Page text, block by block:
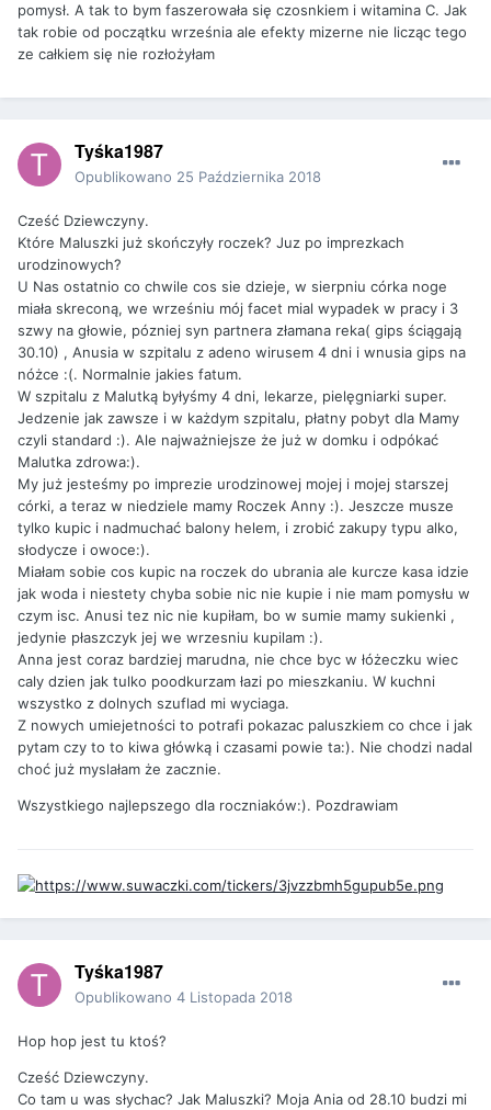
pomysł. A tak to bym faszerowała się czosnkiem i witamina C. Jak
tak robie od początku września ale efekty mizerne nie licząc tego
ze całkiem się nie rozłożyłam
Tyśka1987
Opublikowano 25 Października 2018
Cześć Dziewczyny.
Które Maluszki już skończyły roczek? Juz po imprezkach
urodzinowych?
U Nas ostatnio co chwile cos sie dzieje, w sierpniu córka noge
miała skreconą, we wrześniu mój facet mial wypadek w pracy i 3
szwy na głowie, pózniej syn partnera złamana reka( gips ściągają
30.10) , Anusia w szpitalu z adeno wirusem 4 dni i wnusia gips na
nóżce :(. Normalnie jakies fatum.
W szpitalu z Malutką byłyśmy 4 dni, lekarze, pielęgniarki super.
Jedzenie jak zawsze i w każdym szpitalu, płatny pobyt dla Mamy
czyli standard :). Ale najważniejsze że już w domku i odpókać
Malutka zdrowa:).
My już jesteśmy po imprezie urodzinowej mojej i mojej starszej
córki, a teraz w niedziele mamy Roczek Anny :). Jeszcze musze
tylko kupic i nadmuchać balony helem, i zrobić zakupy typu alko,
słodycze i owoce:).
Miałam sobie cos kupic na roczek do ubrania ale kurcze kasa idzie
jak woda i niestety chyba sobie nic nie kupie i nie mam pomysłu w
czym isc. Anusi tez nic nie kupiłam, bo w sumie mamy sukienki ,
jedynie płaszczyk jej we wrzesniu kupilam :).
Anna jest coraz bardziej marudna, nie chce byc w łóżeczku wiec
caly dzien jak tulko poodkurzam łazi po mieszkaniu. W kuchni
wszystko z dolnych szuflad mi wyciaga.
Z nowych umiejetności to potrafi pokazac paluszkiem co chce i jak
pytam czy to to kiwa główką i czasami powie ta:). Nie chodzi nadal
choć już myslałam że zacznie.
Wszystkiego najlepszego dla roczniaków:). Pozdrawiam
Tyśka1987
Opublikowano 4 Listopada 2018
Hop hop jest tu ktoś?
Cześć Dziewczyny.
Co tam u was słychac? Jak Maluszki? Moja Ania od 28.10 budzi mi